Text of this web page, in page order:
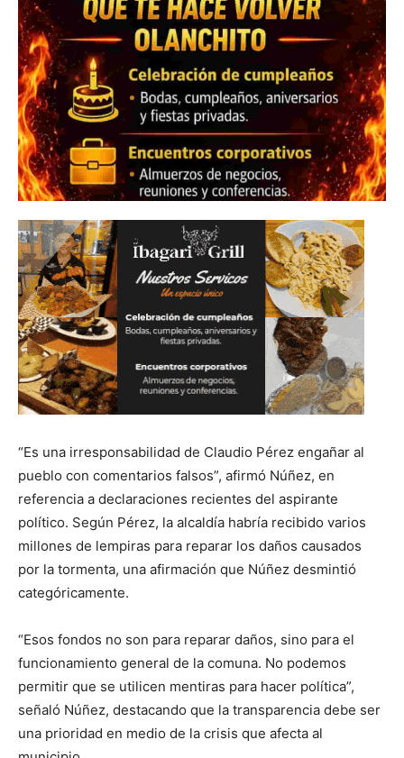
“Es una irresponsabilidad de Claudio Pérez engañar al
pueblo con comentarios falsos”, afirmó Núñez, en
referencia a declaraciones recientes del aspirante
político. Según Pérez, la alcaldía habría recibido varios
millones de lempiras para reparar los daños causados
por la tormenta, una afirmación que Núñez desmintió
categóricamente.
“Esos fondos no son para reparar daños, sino para el
funcionamiento general de la comuna. No podemos
permitir que se utilicen mentiras para hacer política”,
señaló Núñez, destacando que la transparencia debe ser
una prioridad en medio de la crisis que afecta al